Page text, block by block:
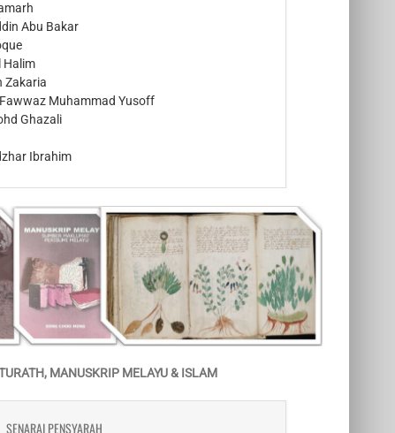
Abu Bakar
Halim
Zakaria
Muhammad Yusoff
Ghazali
Ibrahim
MANUSKRIP MELAYU & ISLAM
SENARAI PENSYARAH